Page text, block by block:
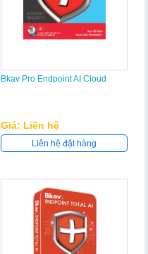
Bkav Pro Endpoint AI Cloud
Giá: Liên hệ
Liên hệ đặt hàng